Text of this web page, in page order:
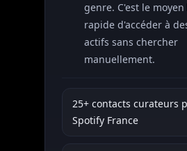
genre. C'est le
rapide d'accéder à
actifs sans chercher
manuellement.
25+ contacts curateurs
Spotify France